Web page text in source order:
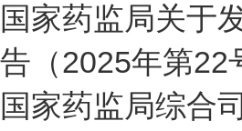
国家药监局关于
告（2025年第22
国家药监局综合